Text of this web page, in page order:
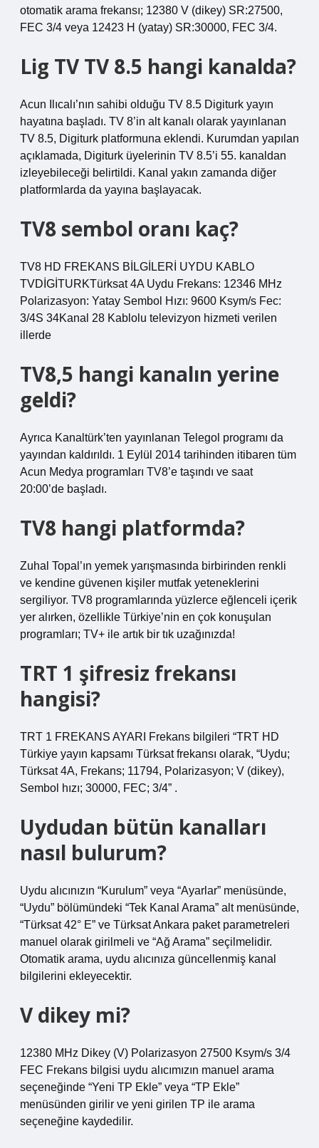
otomatik arama frekansı; 12380 V (dikey) SR:27500,
FEC 3/4 veya 12423 H (yatay) SR:30000, FEC 3/4.
Lig TV TV 8.5 hangi kanalda?
Acun Ilıcalı’nın sahibi olduğu TV 8.5 Digiturk yayın
hayatına başladı. TV 8’in alt kanalı olarak yayınlanan
TV 8.5, Digiturk platformuna eklendi. Kurumdan yapılan
açıklamada, Digiturk üyelerinin TV 8.5’i 55. kanaldan
izleyebileceği belirtildi. Kanal yakın zamanda diğer
platformlarda da yayına başlayacak.
TV8 sembol oranı kaç?
TV8 HD FREKANS BİLGİLERİ UYDU KABLO
TVDİGİTURKTürksat 4A Uydu Frekans: 12346 MHz
Polarizasyon: Yatay Sembol Hızı: 9600 Ksym/s Fec:
3/4S 34Kanal 28 Kablolu televizyon hizmeti verilen
illerde
TV8,5 hangi kanalın yerine
geldi?
Ayrıca Kanaltürk’ten yayınlanan Telegol programı da
yayından kaldırıldı. 1 Eylül 2014 tarihinden itibaren tüm
Acun Medya programları TV8’e taşındı ve saat
20:00’de başladı.
TV8 hangi platformda?
Zuhal Topal’ın yemek yarışmasında birbirinden renkli
ve kendine güvenen kişiler mutfak yeteneklerini
sergiliyor. TV8 programlarında yüzlerce eğlenceli içerik
yer alırken, özellikle Türkiye’nin en çok konuşulan
programları; TV+ ile artık bir tık uzağınızda!
TRT 1 şifresiz frekansı
hangisi?
TRT 1 FREKANS AYARI Frekans bilgileri “TRT HD
Türkiye yayın kapsamı Türksat frekansı olarak, “Uydu;
Türksat 4A, Frekans; 11794, Polarizasyon; V (dikey),
Sembol hızı; 30000, FEC; 3/4” .
Uydudan bütün kanalları
nasıl bulurum?
Uydu alıcınızın “Kurulum” veya “Ayarlar” menüsünde,
“Uydu” bölümündeki “Tek Kanal Arama” alt menüsünde,
“Türksat 42° E” ve Türksat Ankara paket parametreleri
manuel olarak girilmeli ve “Ağ Arama” seçilmelidir.
Otomatik arama, uydu alıcınıza güncellenmiş kanal
bilgilerini ekleyecektir.
V dikey mi?
12380 MHz Dikey (V) Polarizasyon 27500 Ksym/s 3/4
FEC Frekans bilgisi uydu alıcımızın manuel arama
seçeneğinde “Yeni TP Ekle” veya “TP Ekle”
menüsünden girilir ve yeni girilen TP ile arama
seçeneğine kaydedilir.